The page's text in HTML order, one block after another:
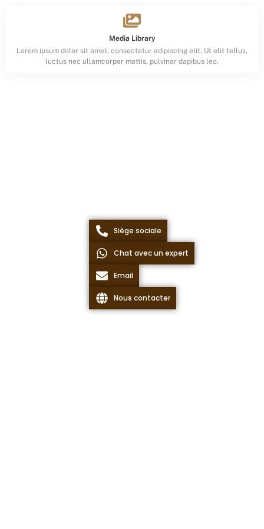
Media Library
Lorem ipsum dolor sit amet, consectetur adipiscing elit. Ut elit tellus,
luctus nec ullamcorper mattis, pulvinar dapibus leo.
Siège sociale
Chat avec un expert
Email
Nous contacter